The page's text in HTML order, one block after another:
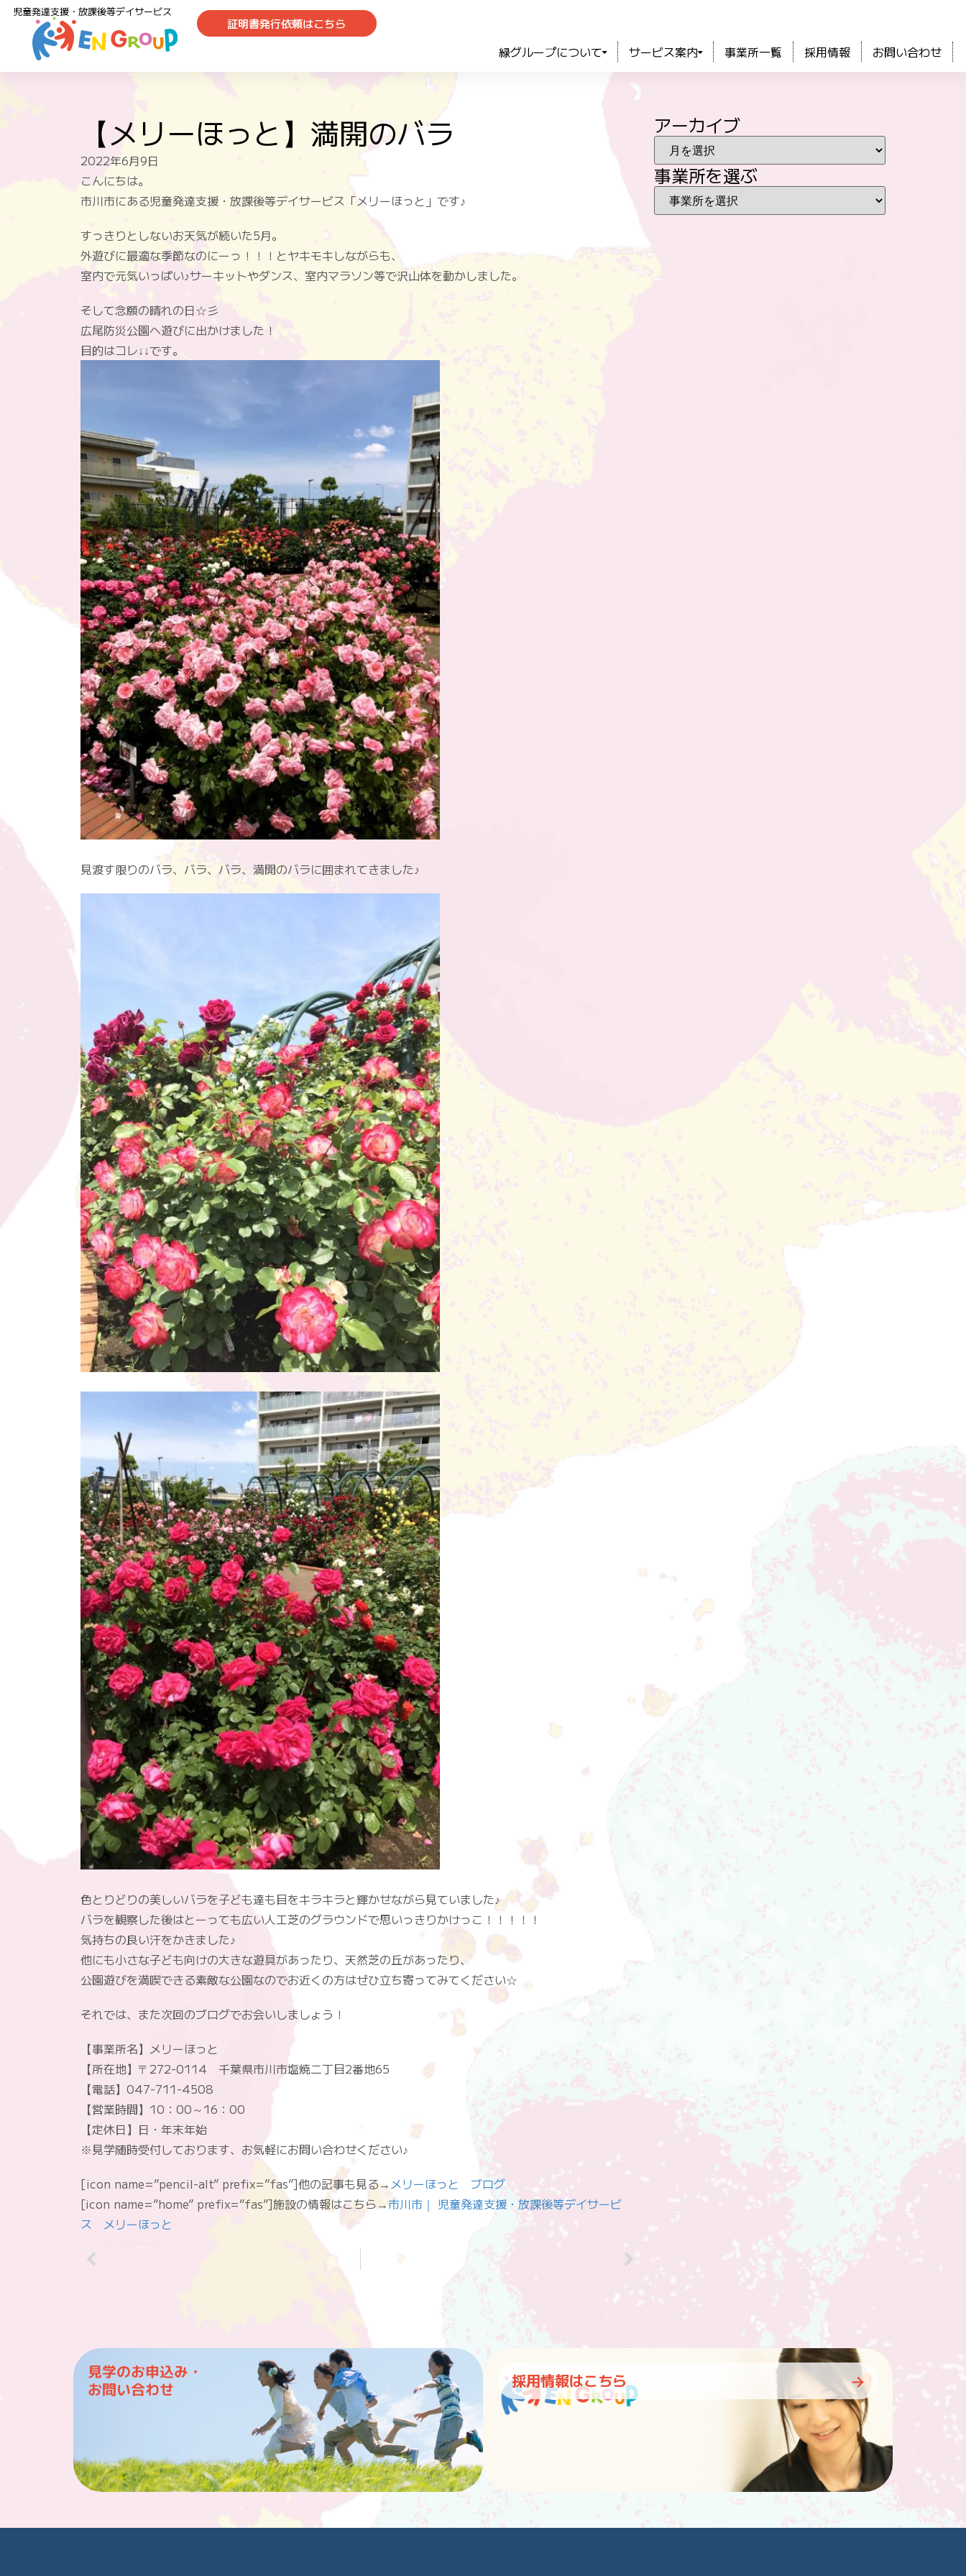
児童発達支援・放課後等デイサービス
証明書発行依頼はこちら
緑グループについて サービス案内 事業所一覧 採用情報 お問い合わせ
【メリーほっと】満開のバラ
2022年6月9日
こんにちは。
市川市にある児童発達支援・放課後等デイサービス「メリーほっと」です♪
すっきりとしないお天気が続いた5月。
外遊びに最適な季節なのにーっ！！！とヤキモキしながらも、
室内で元気いっぱい♪サーキットやダンス、室内マラソン等で沢山体を動かしました。
そして念願の晴れの日☆彡
広尾防災公園へ遊びに出かけました！
目的はコレ↓↓です。
見渡す限りのバラ、バラ、バラ、満開のバラに囲まれてきました♪
色とりどりの美しいバラを子ども達も目をキラキラと輝かせながら見ていました♪
バラを観察した後はとーっても広い人工芝のグラウンドで思いっきりかけっこ！！！！！
気持ちの良い汗をかきました♪
他にも小さな子ども向けの大きな遊具があったり、天然芝の丘があったり、
公園遊びを満喫できる素敵な公園なのでお近くの方はぜひ立ち寄ってみてください☆
それでは、また次回のブログでお会いしましょう！
【事業所名】メリーほっと
【所在地】〒272-0114 千葉県市川市塩焼二丁目2番地65
【電話】047-711-4508
【営業時間】10：00～16：00
【定休日】日・年末年始
※見学随時受付しております、お気軽にお問い合わせください♪
[icon name=”pencil-alt” prefix=”fas”]他の記事も見る→メリーほっと ブログ
[icon name=”home” prefix=”fas”]施設の情報はこちら→市川市｜ 児童発達支援・放課後等デイサービ
ス メリーほっと
アーカイブ
事業所を選ぶ
見学のお申込み・
お問い合わせ
採用情報はこちら